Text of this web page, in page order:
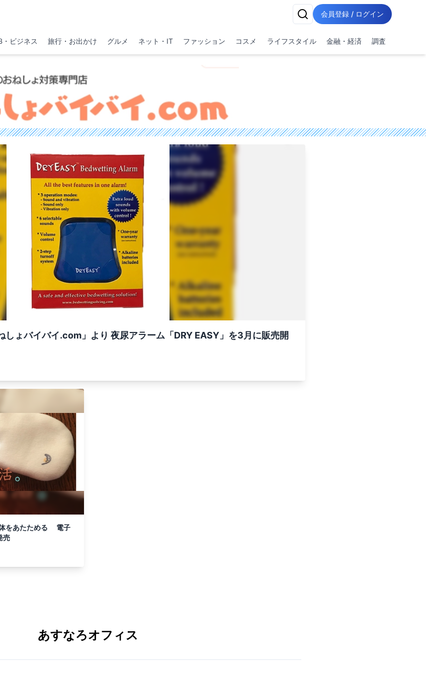
会員登録 / ログイン
・ビジネス 旅行・お出かけ グルメ ネット・IT ファッション コスメ ライフスタイル 金融・経済 調査
しょバイバイ.com」より 夜尿アラーム「DRY EASY」を3月に販売開
をあたためる 電子
売
あすなろオフィス